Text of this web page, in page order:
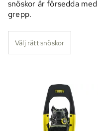
snöskor är försedda
grepp.
Välj rätt snöskor